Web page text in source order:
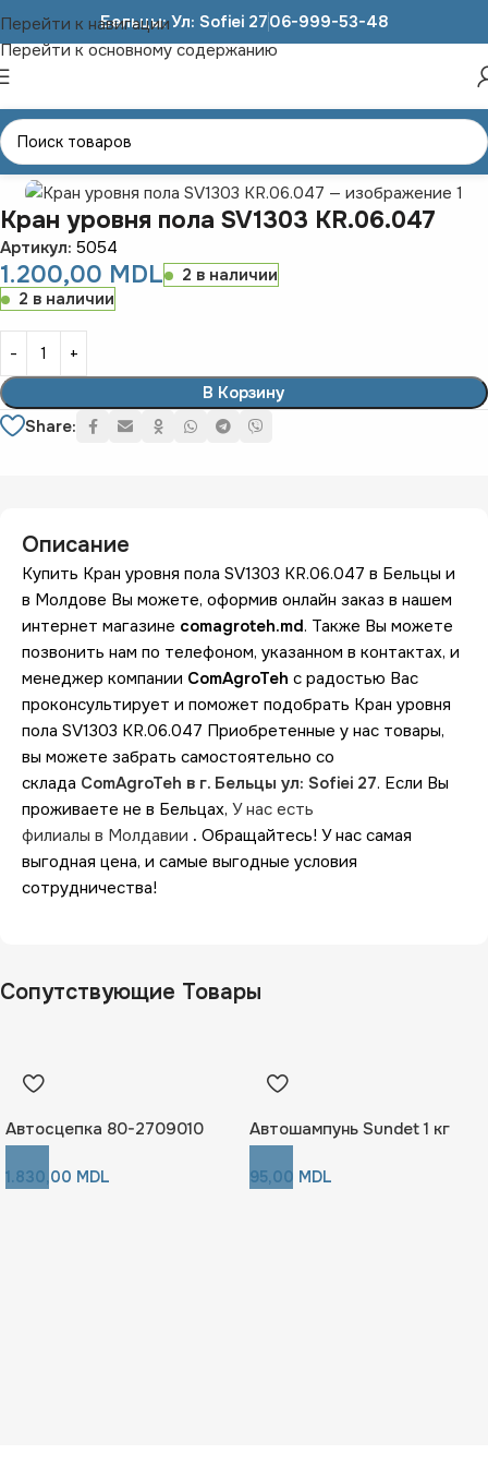
Перейти к навигации
Перейти к основному содержанию
Бельцы: Ул: Sofiei 2706-999-53-48
ЗАПЧАСТИ К ГРУЗОВИКАМ MAN/DAF/MB/IVECO/RENAULT
Кран уровня пола SV1303 KR.06.047
Артикул: 5054
1.200,00 MDL
2 в наличии
2 в наличии
В Корзину
Share:
Описание
Купить Кран уровня пола SV1303 KR.06.047 в Бельцы и
в Молдове Вы можете, оформив онлайн заказ в нашем
интернет магазине comagroteh.md. Также Вы можете
позвонить нам по телефоном, указанном в контактах, и
менеджер компании ComAgroTeh с радостью Вас
проконсультирует и поможет подобрать Кран уровня
пола SV1303 KR.06.047 Приобретенные у нас товары,
вы можете забрать самостоятельно со
склада ComAgroTeh в г. Бельцы ул: Sofiei 27. Если Вы
проживаете не в Бельцах, У нас есть
филиалы в Молдавии . Обращайтесь! У нас самая
выгодная цена, и самые выгодные условия
сотрудничества!
Сопутствующие Товары
Автосцепка 80-2709010
1.830,00 MDL
Автошампунь Sundet 1 кг
95,00 MDL